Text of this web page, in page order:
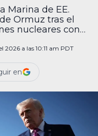
Marina de EE.
Ormuz tras el
nucleares con
2026 a las 10:11 am PDT
en